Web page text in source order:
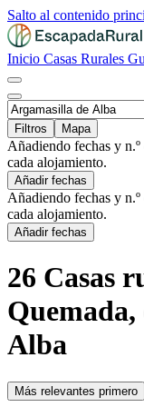
Salto al contenido
Inicio Casas Rurales
Filtros
Mapa
Añadiendo fechas y
cada alojamiento.
Añadir fechas
Añadiendo fechas y
cada alojamiento.
Añadir fechas
26 Casas
Alba
Más relevantes primero